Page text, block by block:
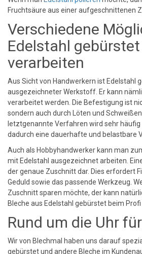
Fruchtsäure aus einer aufgeschnittenen
Verschiedene
Edelstahl
verarbeiten
Aus Sicht von Handwerkern ist Edelstahl
ausgezeichneter Werkstoff. Er kann
verarbeitet werden. Die Befestigung ist
sondern auch durch Löten und
letztgenannte Verfahren wird sehr
dadurch eine dauerhafte und belastbare
Auch als Hobbyhandwerker kann man
mit Edelstahl ausgezeichnet arbeiten.
der genaue Zuschnitt dar. Dies erfordert
Geduld sowie das passende Werkzeug.
Zuschnitt sparen möchte, der kann
Bleche aus Edelstahl gebürstet beim Profi
Rund um die Uhr
Wir von Blechmal haben uns darauf
gebürstet und andere Bleche im